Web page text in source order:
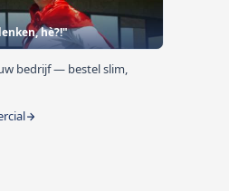
hè?!"
bedrijf — bestel slim,